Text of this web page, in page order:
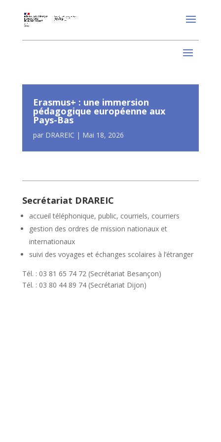
Erasmus+ : une immersion
pédagogique européenne aux
Pays-Bas
par DRAREIC | Mai 18, 2026
Secrétariat DRAREIC
accueil téléphonique, public, courriels, courriers
gestion des ordres de mission nationaux et
internationaux
suivi des voyages et échanges scolaires à l’étranger
Tél. : 03 81 65 74 72 (Secrétariat Besançon)
Tél. : 03 80 44 89 74 (Secrétariat Dijon)